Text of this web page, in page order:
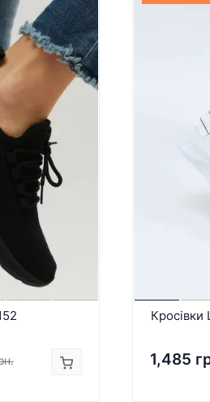
Кросівки
1,485